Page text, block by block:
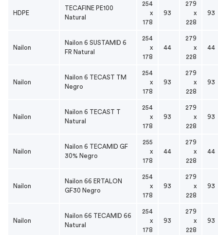
HDPE
TECAFINE PE100
Natural
254
x
178
93
279
x
228
93
Nailon
Nailon 6 SUSTAMID 6
FR Natural
254
x
178
44
279
x
228
44
Nailon
Nailon 6 TECAST TM
Negro
254
x
178
93
279
x
228
93
Nailon
Nailon 6 TECAST T
Natural
254
x
178
93
279
x
228
93
Nailon
Nailon 6 TECAMID GF
30% Negro
255
x
178
44
279
x
228
44
Nailon
Nailon 66 ERTALON
GF30 Negro
254
x
178
93
279
x
228
93
Nailon
Nailon 66 TECAMID 66
Natural
254
x
178
93
279
x
228
93